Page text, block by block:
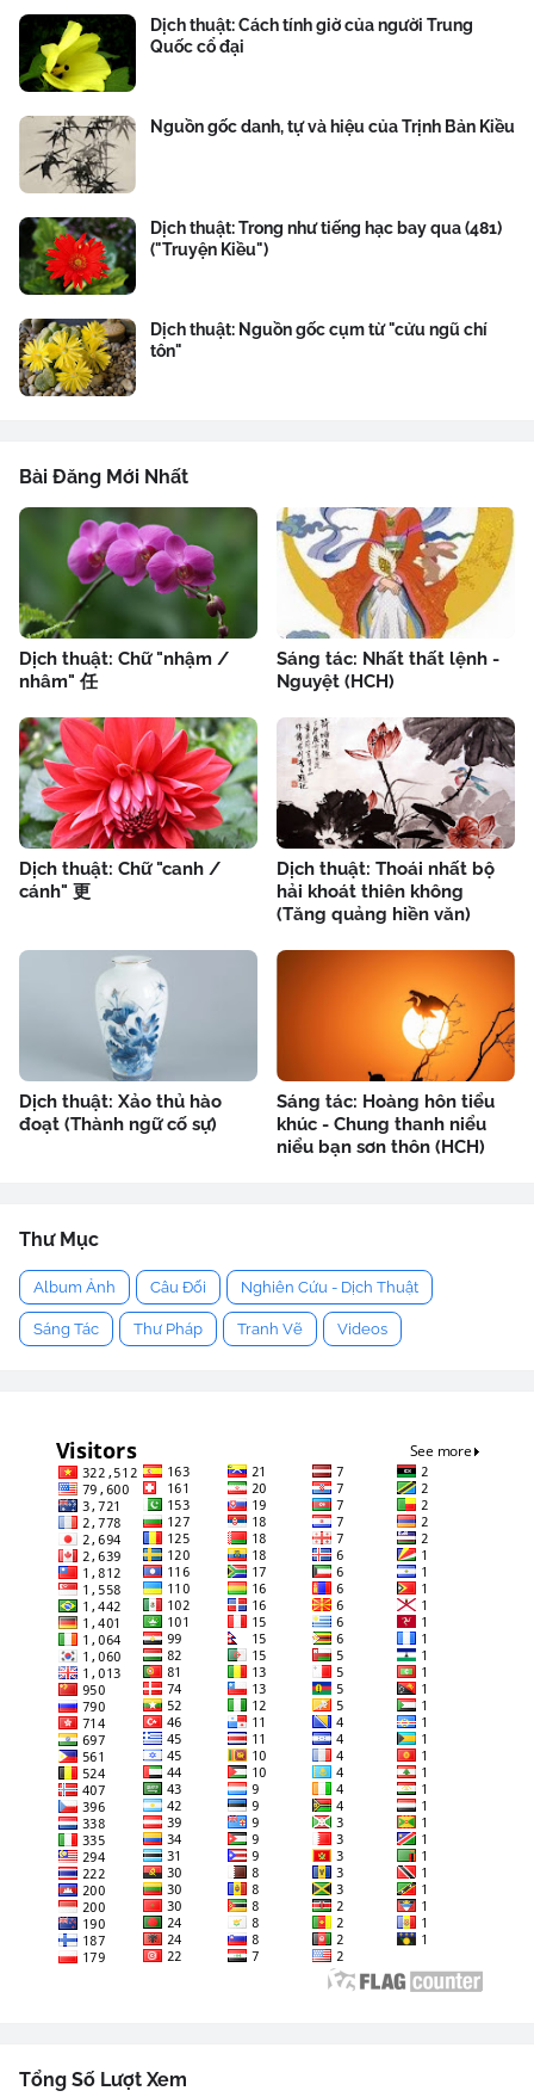
Dịch thuật: Cách tính giờ của người Trung
Quốc cổ đại
Nguồn gốc danh, tự và hiệu của Trịnh Bản Kiều
Dịch thuật: Trong như tiếng hạc bay qua (481)
("Truyện Kiều")
Dịch thuật: Nguồn gốc cụm từ "cửu ngũ chí
tôn"
Bài Đăng Mới Nhất
Dịch thuật: Chữ "nhậm /
nhâm" 任
Sáng tác: Nhất thất lệnh -
Nguyệt (HCH)
Dịch thuật: Chữ "canh /
cánh" 更
Dịch thuật: Thoái nhất bộ
hải khoát thiên không
(Tăng quảng hiền văn)
Dịch thuật: Xảo thủ hào
đoạt (Thành ngữ cố sự)
Sáng tác: Hoàng hôn tiểu
khúc - Chung thanh niểu
niểu bạn sơn thôn (HCH)
Thư Mục
Album Ảnh Câu Đối Nghiên Cứu - Dịch Thuật
Sáng Tác Thư Pháp Tranh Vẽ Videos
Tổng Số Lượt Xem